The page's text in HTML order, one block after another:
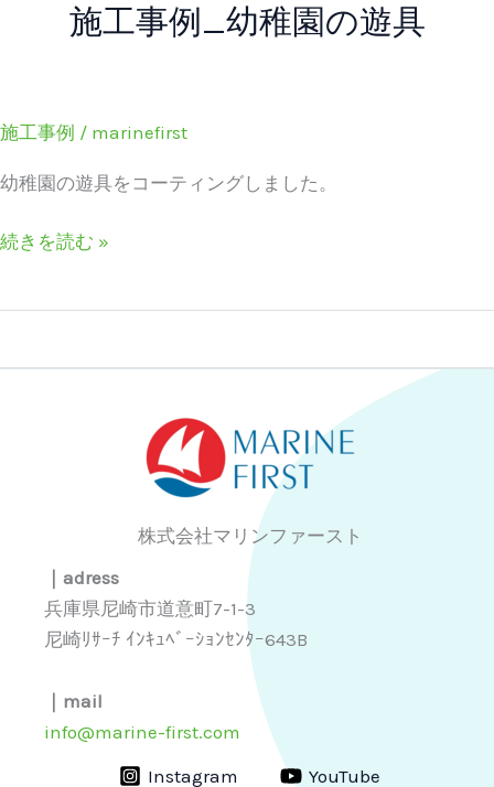
施工事例_幼稚園の遊具
施工事例 / marinefirst
幼稚園の遊具をコーティングしました。
続きを読む »
株式会社マリンファースト
｜adress
兵庫県尼崎市道意町7-1-3
尼崎ﾘｻｰﾁ ｲﾝｷｭﾍﾞｰｼｮﾝｾﾝﾀｰ643B
｜mail
info@marine-first.com
Instagram
YouTube